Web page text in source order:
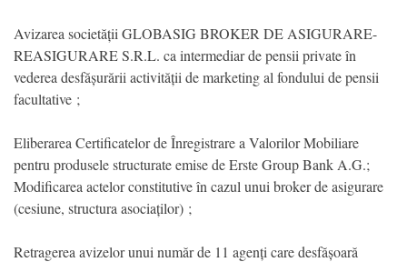
Avizarea societății GLOBASIG BROKER DE ASIGURARE-
REASIGURARE S.R.L. ca intermediar de pensii private în
vederea desfășurării activității de marketing al fondului de pensii
facultative ;
Eliberarea Certificatelor de Înregistrare a Valorilor Mobiliare
pentru produsele structurate emise de Erste Group Bank A.G.;
Modificarea actelor constitutive în cazul unui broker de asigurare
(cesiune, structura asociaților) ;
Retragerea avizelor unui număr de 11 agenți care desfășoară